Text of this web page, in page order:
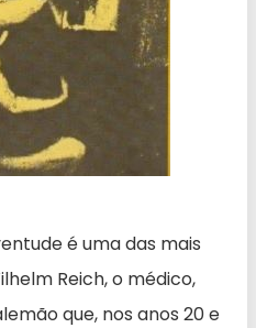
é uma das mais
Reich, o médico,
que, nos anos 20 e